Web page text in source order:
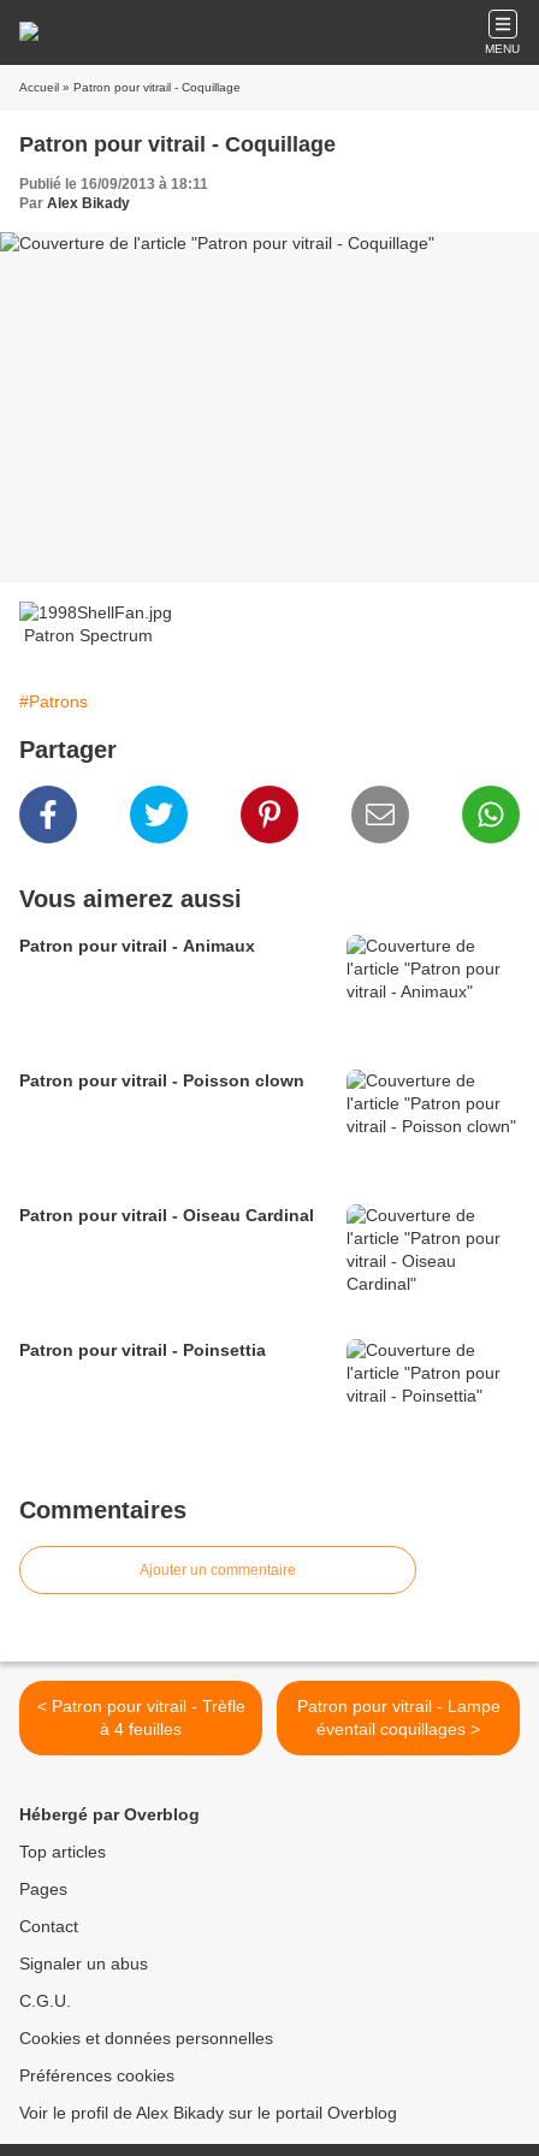
MENU
Accueil » Patron pour vitrail - Coquillage
Patron pour vitrail - Coquillage
Publié le 16/09/2013 à 18:11
Par Alex Bikady
Patron Spectrum
#Patrons
Partager
Vous aimerez aussi
Patron pour vitrail - Animaux
Patron pour vitrail - Poisson clown
Patron pour vitrail - Oiseau Cardinal
Patron pour vitrail - Poinsettia
Commentaires
Ajouter un commentaire
< Patron pour vitrail - Trèfle
à 4 feuilles
Patron pour vitrail - Lampe
éventail coquillages >
Hébergé par Overblog
Top articles
Pages
Contact
Signaler un abus
C.G.U.
Cookies et données personnelles
Préférences cookies
Voir le profil de Alex Bikady sur le portail Overblog